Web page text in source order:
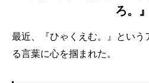
ろ。』
最近、『ひゃくえむ。』という
る言葉に心を掴まれた。